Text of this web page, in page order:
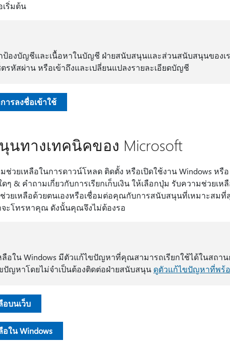
เริ่มต้น
ป้องบัญชีและเนื้อหาในบัญชี ฝ่ายสนับสนุนและส่วนสนับสนุนของเ
รหัสผ่าน หรือเข้าถึงและเปลี่ยนแปลงรายละเอียดบัญชี
ารลงชื่อเข้าใช้
นทางเทคนิคของ Microsoft
วยเหลือในการดาวน์โหลด ติดตั้ง หรือเปิดใช้งาน Windows หรื
& คําถามเกี่ยวกับการเรียกเก็บเงิน ให้เลือกปุ่ม รับความช่วยเ
ช่วยเหลือด้วยตนเองหรือเชื่อมต่อคุณกับการสนับสนุนที่เหมาะสม
จะโทรหาคุณ ดังนั้นคุณจึงไม่ต้องรอ
ลือใน Windows มีตัวแก้ไขปัญหาที่คุณสามารถเรียกใช้ได้ในสถา
ปัญหาโดยไม่จําเป็นต้องติดต่อฝ่ายสนับสนุน ดูตัวแก้ไขปัญหาที่พร้
อบนเว็บ
ใน Windows